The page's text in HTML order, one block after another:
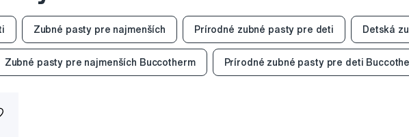
Zubné pasty pre najmenších Prírodné zubné pasty pre deti Detská
Zubné pasty pre najmenších Buccotherm Prírodné zubné pasty pre deti